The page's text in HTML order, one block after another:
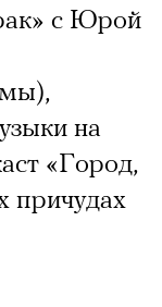
с Юрой
на
«Город,
причудах